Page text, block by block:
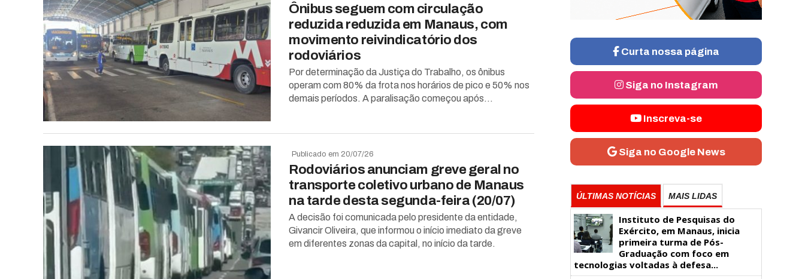
Ônibus seguem com circulação
reduzida reduzida em Manaus, com
movimento reivindicatório dos
rodoviários
Por determinação da Justiça do Trabalho, os ônibus
operam com 80% da frota nos horários de pico e 50% nos
demais períodos. A paralisação começou após...
Publicado em 20/07/26
Rodoviários anunciam greve geral no
transporte coletivo urbano de Manaus
na tarde desta segunda-feira (20/07)
A decisão foi comunicada pelo presidente da entidade,
Givancir Oliveira, que informou o início imediato da greve
em diferentes zonas da capital, no início da tarde.
Curta nossa página
Siga no Instagram
Inscreva-se
Siga no Google News
ÚLTIMAS NOTÍCIAS MAIS LIDAS
Instituto de Pesquisas do
Exército, em Manaus, inicia
primeira turma de Pós-
Graduação com foco em
tecnologias voltadas à defesa...